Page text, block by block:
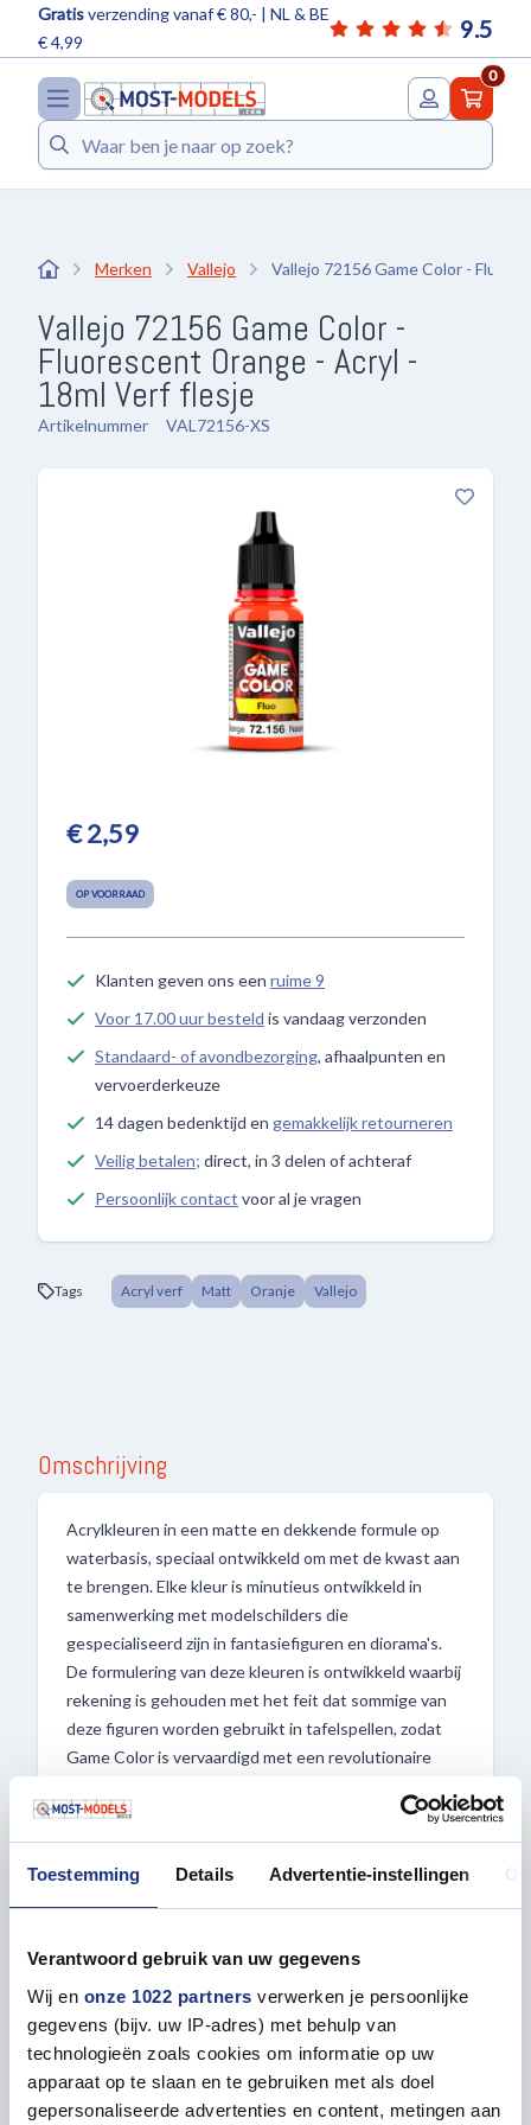
Toestemming Details Advertentie-instellingen
Verantwoord gebruik van uw gegevens
Wij en onze 1022 partners verwerken je persoonlijke
gegevens (bijv. uw IP-adres) met behulp van
technologieën zoals cookies om informatie op uw
apparaat op te slaan en te gebruiken met als doel
gepersonaliseerde advertenties en content, metingen aan
9.5
Gratisverzending vanaf € 80,- | NL & BE
€ 4,99
0
Zoeken
Merken Vallejo Vallejo 72156 Game Color -
Vallejo 72156 Game Color -
Fluorescent Orange - Acryl -
18ml Verf flesje
Artikelnummer VAL72156-XS
€ 2,59
OP VOORRAAD
Klanten geven ons een ruime 9
Voor 17.00 uur besteld is vandaag verzonden
Standaard- of avondbezorging, afhaalpunten en
vervoerderkeuze
14 dagen bedenktijd en gemakkelijk retourneren
Veilig betalen; direct, in 3 delen of achteraf
Persoonlijk contact voor al je vragen
Tags Acryl verf Matt Oranje Vallejo
Omschrijving
Acrylkleuren in een matte en dekkende formule op
waterbasis, speciaal ontwikkeld om met de kwast aan
te brengen. Elke kleur is minutieus ontwikkeld in
samenwerking met modelschilders die
gespecialiseerd zijn in fantasiefiguren en diorama's.
De formulering van deze kleuren is ontwikkeld waarbij
rekening is gehouden met het feit dat sommige van
deze figuren worden gebruikt in tafelspellen, zodat
Game Color is vervaardigd met een revolutionaire
tegen de schade veroorzaakt door veelvuldig gebruik.
Het wordt aanbevolen om Game Color aan te
brengen op een eerder gegrond oppervlak. De
kleinste detail van een miniatuur. Game Color
ondergronden, zoals hars, plastic, staal en wit metaal.
Schildergereedschappen worden gereinigd met
water.